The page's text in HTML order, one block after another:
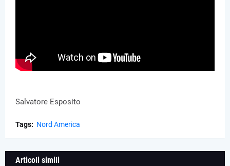
Salvatore Esposito
Tags: Nord America
Articoli simili